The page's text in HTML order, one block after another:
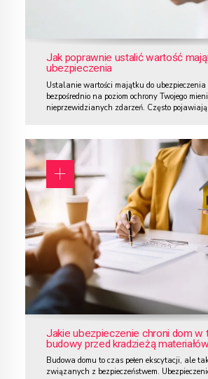
Jak poprawnie ustalić wartość
ubezpieczenia
Ustalanie wartości majątku do ubezpieczenia
bezpośrednio na poziom ochrony Twojego
nieprzewidzianych zdarzeń. Często
finansowymi. Niewłaściwe oszacowanie może
niedoubezpieczenia, co oznacza, że
pełnych kosztów odtworzenia lub naprawy. Z
Jakie ubezpieczenie chroni dom w
budowy przed kradzieżą
Budowa domu to czas pełen ekscytacji, ale
związanych z bezpieczeństwem.